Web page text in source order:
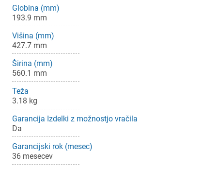
Globina (mm)
193.9 mm
Višina (mm)
427.7 mm
Širina (mm)
560.1 mm
Teža
3.18 kg
Garancija Izdelki z možnostjo vračila
Da
Garancijski rok (mesec)
36 mesecev